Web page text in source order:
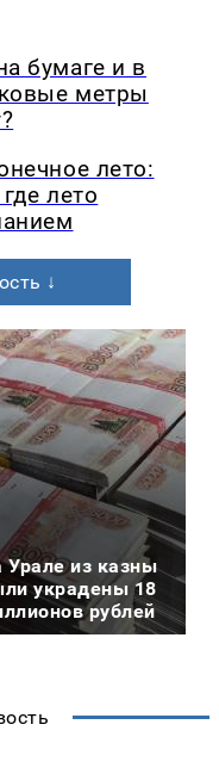
бумаге и в
метры
лето:
лето
↓
Урале из казны
украдены 18
рублей